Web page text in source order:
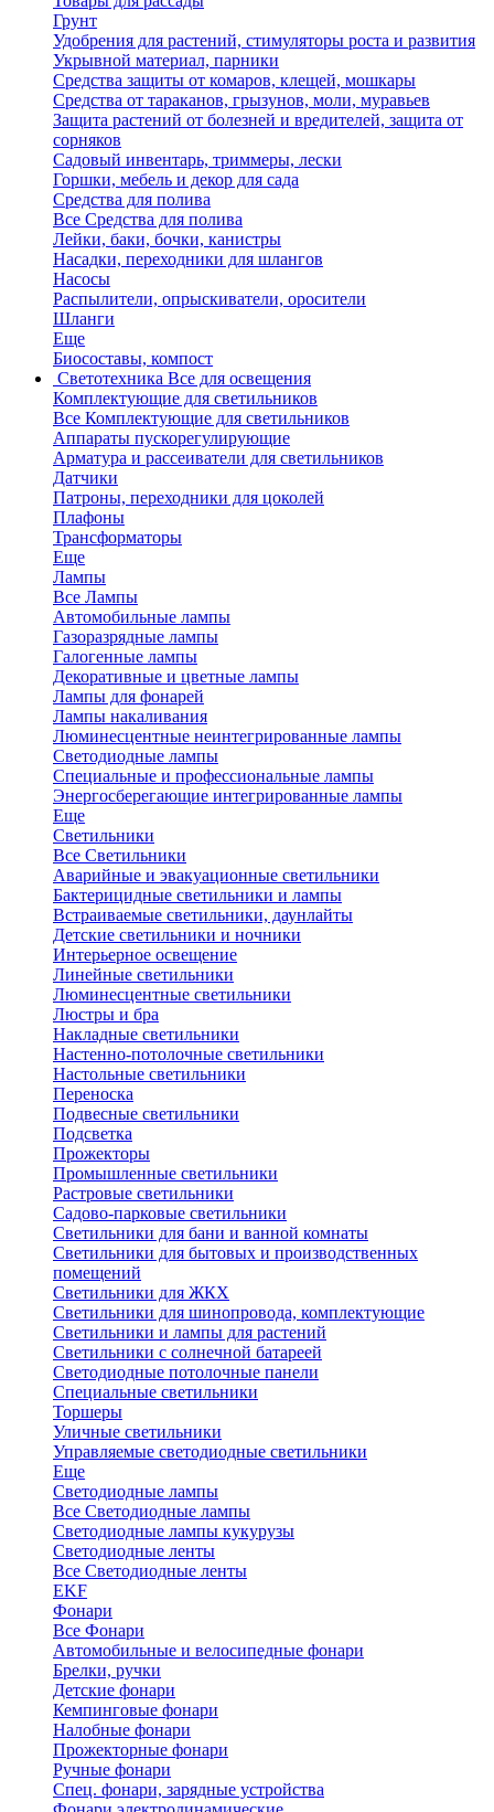
Грунт
Удобрения для растений, стимуляторы роста и развития
Укрывной материал, парники
Средства защиты от комаров, клещей, мошкары
Средства от тараканов, грызунов, моли, муравьев
Защита растений от болезней и вредителей, защита от
сорняков
Садовый инвентарь, триммеры, лески
Горшки, мебель и декор для сада
Средства для полива
Все Средства для полива
Лейки, баки, бочки, канистры
Насадки, переходники для шлангов
Насосы
Распылители, опрыскиватели, оросители
Шланги
Еще
Биосоставы, компост
Светотехника Все для освещения
Комплектующие для светильников
Все Комплектующие для светильников
Аппараты пускорегулирующие
Арматура и рассеиватели для светильников
Датчики
Патроны, переходники для цоколей
Плафоны
Трансформаторы
Еще
Лампы
Все Лампы
Автомобильные лампы
Газоразрядные лампы
Галогенные лампы
Декоративные и цветные лампы
Лампы для фонарей
Лампы накаливания
Люминесцентные неинтегрированные лампы
Светодиодные лампы
Специальные и профессиональные лампы
Энергосберегающие интегрированные лампы
Еще
Светильники
Все Светильники
Аварийные и эвакуационные светильники
Бактерицидные светильники и лампы
Встраиваемые светильники, даунлайты
Детские светильники и ночники
Интерьерное освещение
Линейные светильники
Люминесцентные светильники
Люстры и бра
Накладные светильники
Настенно-потолочные светильники
Настольные светильники
Переноска
Подвесные светильники
Подсветка
Прожекторы
Промышленные светильники
Растровые светильники
Садово-парковые светильники
Светильники для бани и ванной комнаты
Светильники для бытовых и производственных
помещений
Светильники для ЖКХ
Светильники для шинопровода, комплектующие
Светильники и лампы для растений
Светильники с солнечной батареей
Светодиодные потолочные панели
Специальные светильники
Торшеры
Уличные светильники
Управляемые светодиодные светильники
Еще
Светодиодные лампы
Все Светодиодные лампы
Светодиодные лампы кукурузы
Светодиодные ленты
Все Светодиодные ленты
EKF
Фонари
Все Фонари
Автомобильные и велосипедные фонари
Брелки, ручки
Детские фонари
Кемпинговые фонари
Налобные фонари
Прожекторные фонари
Ручные фонари
Спец. фонари, зарядные устройства